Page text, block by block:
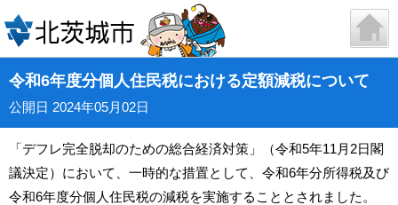
令和6年度分個人住民税における定額減税について
公開日 2024年05月02日
「デフレ完全脱却のための総合経済対策」（令和5年11月2日閣
議決定）において、一時的な措置として、令和6年分所得税及び
令和6年度分個人住民税の減税を実施することとされました。